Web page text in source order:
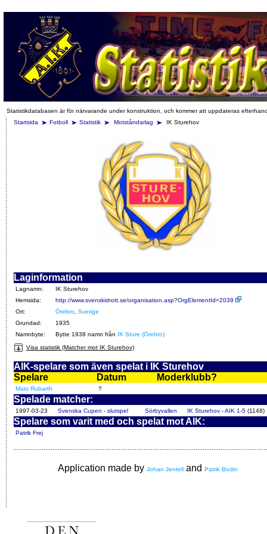
Statistikdatabasen är för närvarande under konstruktion, och kommer att uppdateras
Startsida
Fotboll Statistik Motståndarlag IK Sturehov
Laginformation
Lagnamn:
IK Sturehov
Hemsida:
http://www.svenskidrott.se/organisation.asp?OrgElementId=2039
Ort:
Örebro Sverige
Grundad:
1935
Namnbyte:
Bytte 1938 namn från IK Sture (Örebro)
Visa statistik (Matcher mot IK Sturehov)
AIK-spelare som även spelat i IK Sturehov
Spelare
Datum Moderklubb?
Mats Rubarth ?
Spelade matcher:
1997-03-23 Svenska Cupen - slutspel Sörbyvallen IK Sturehov - AIK 1-5 (1148)
Spelare som varit med och spelat mot AIK:
Patrik Frej
Application made by Johan Jentell and Patrik Bodin